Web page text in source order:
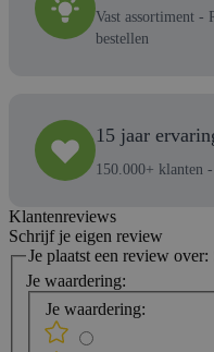
Vast assortiment -
bestellen
15 jaar
150.000+ klanten
Klantenreviews
Schrijf je eigen review
Je plaatst een review over:
Je waardering:
Je waardering: